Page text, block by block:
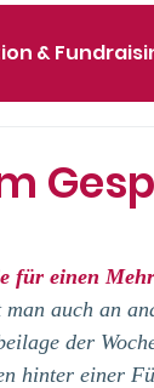
&
für einen
auch an
der
hinter einer